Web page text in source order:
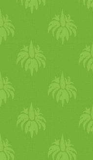
a zsír
orosz